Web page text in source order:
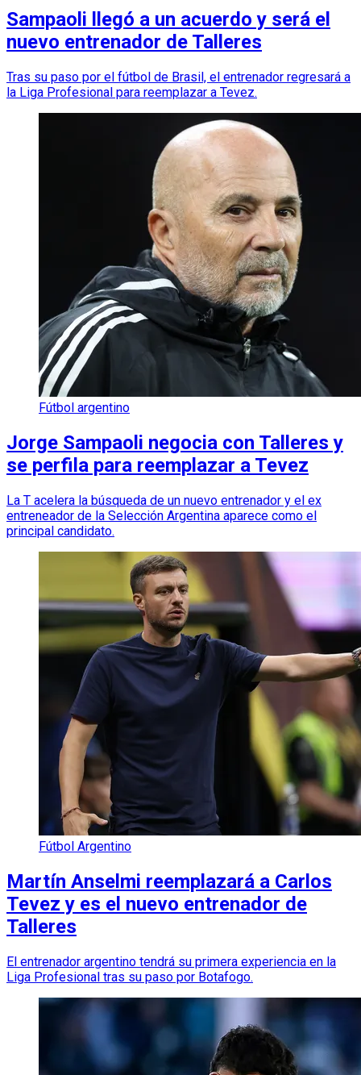
Sampaoli llegó a un acuerdo y será el
nuevo entrenador de Talleres
Tras su paso por el fútbol de Brasil, el entrenador regresará a
la Liga Profesional para reemplazar a Tevez.
Fútbol argentino
Jorge Sampaoli negocia con Talleres y
se perfila para reemplazar a Tevez
La T acelera la búsqueda de un nuevo entrenador y el ex
entreneador de la Selección Argentina aparece como el
principal candidato.
Fútbol Argentino
Martín Anselmi reemplazará a Carlos
Tevez y es el nuevo entrenador de
Talleres
El entrenador argentino tendrá su primera experiencia en la
Liga Profesional tras su paso por Botafogo.